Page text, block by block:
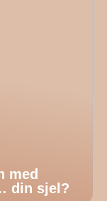
med
din sjel?